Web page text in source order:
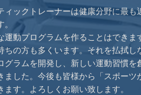
ィックトレーナーは健康分野に最
運動プログラムを作ることはでき
ちの方も多くいます。それを払拭
グラムを開発し、新しい運動習慣
ました。今後も皆様から「スポー
ます。よろしくお願い致します。